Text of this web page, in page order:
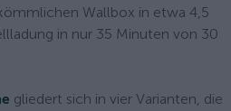
Wallbox in etwa 4,5
in nur 35 Minuten von 30
gliedert sich in vier Varianten, die